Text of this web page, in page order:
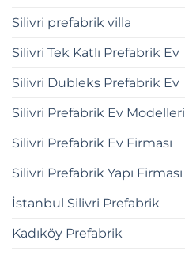
Silivri prefabrik villa
Silivri Tek Katlı Prefabrik Ev
Silivri Dubleks Prefabrik Ev
Silivri Prefabrik Ev Modelleri
Silivri Prefabrik Ev Firması
Silivri Prefabrik Yapı Firması
İstanbul Silivri Prefabrik
Kadıköy Prefabrik